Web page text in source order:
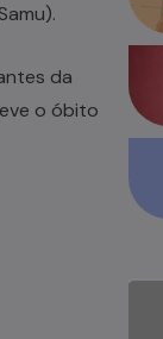
da
o óbito